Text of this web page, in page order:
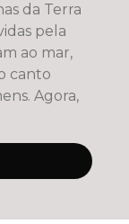
da Terra
pela
ao mar,
canto
Agora,